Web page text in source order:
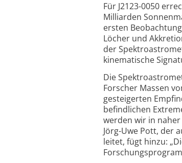
Für J2123-0050
Milliarden
ersten
Löcher und
der
kinematische
Die
Forscher Massen
gesteigerten
befindlichen
werden wir in
Jörg-Uwe Pott, der
leitet, fügt hinzu: